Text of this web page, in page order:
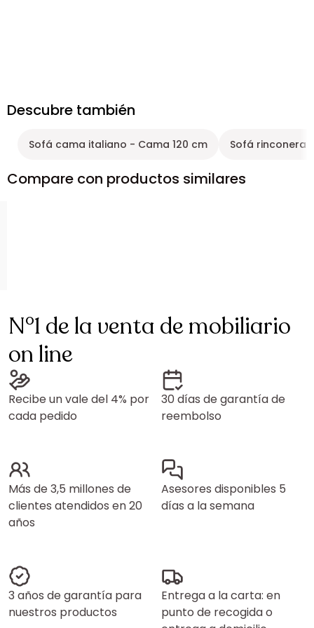
Descubre también
Sofá cama italiano - Cama 120 cm Sofá rinconera
Compare con productos similares
N°1 de la venta de mobiliario
on line
Recibe un vale del 4% por
cada pedido
30 días de garantía de
reembolso
Más de 3,5 millones de
clientes atendidos en 20
años
Asesores disponibles 5
días a la semana
3 años de garantía para
nuestros productos
Entrega a la carta: en
punto de recogida o